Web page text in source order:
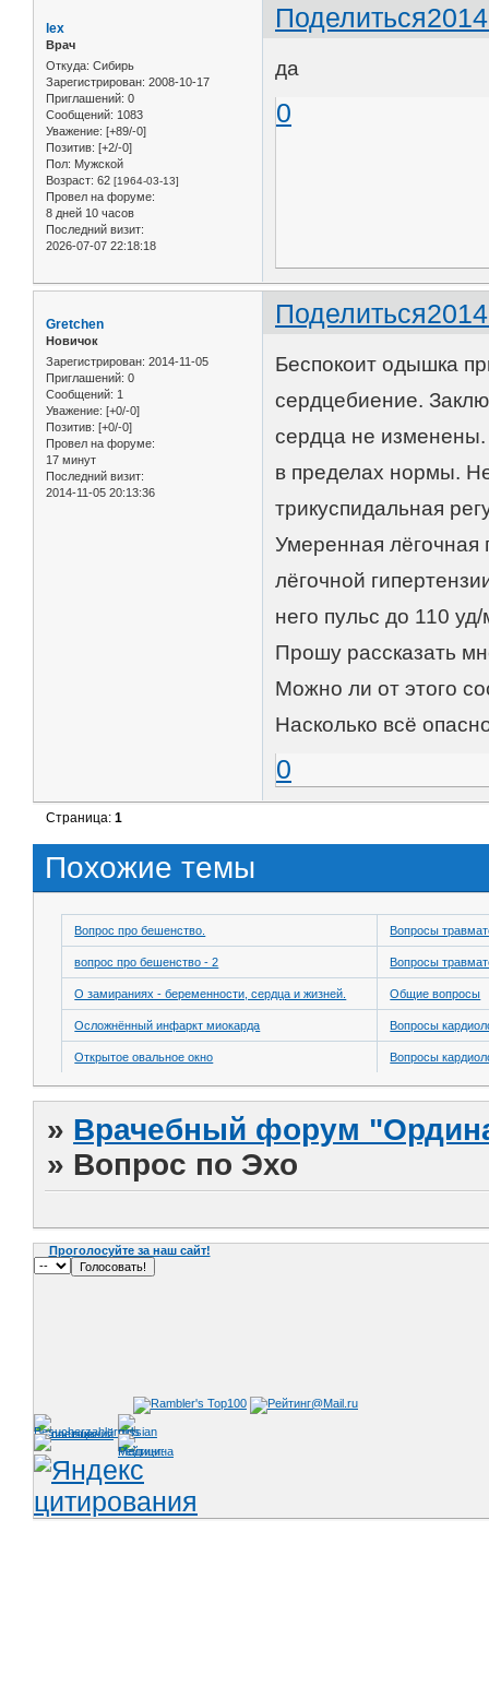
Поделиться
lex
Врач
Откуда: Сибирь
Зарегистрирован: 2008-10-17
Приглашений: 0
Сообщений: 1083
Уважение: [+89/-0]
Позитив: [+2/-0]
Пол: Мужской
Возраст: 62 [1964-03-13]
Провел на форуме:
8 дней 10 часов
Последний визит:
2026-07-07 22:18:18
да
0
Поделиться
Gretchen
Новичок
Зарегистрирован: 2014-11-05
Приглашений: 0
Сообщений: 1
Уважение: [+0/-0]
Позитив: [+0/-0]
Провел на форуме:
17 минут
Последний визит:
2014-11-05 20:13:36
Беспокоит одышка
сердцебиение.
сердца не изменены.
в пределах нормы.
трикуспидальная
Умеренная лёгочная
лёгочной
него пульс до 110
Прошу рассказать
Можно ли от этого
Насколько всё
0
Страница:1
Похожие темы
Вопрос про бешенство. Вопросы
вопрос про бешенство - 2 Вопросы
О замираниях - беременности, сердца и жизней. Общие вопросы
Осложнённый инфаркт миокарда Вопросы
Открытое овальное окно Вопросы
» Врачебный форум
» Вопрос по Эхо
Проголосуйте за наш сайт!